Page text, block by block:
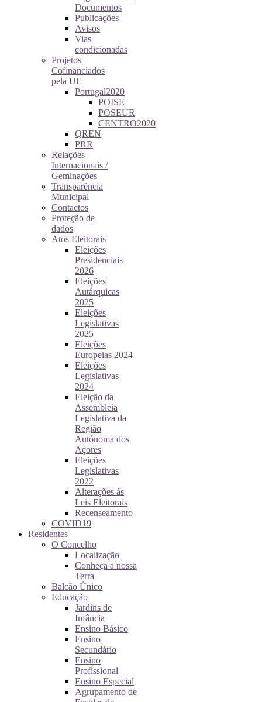
Documentos
Publicações
Avisos
Vias
condicionadas
Projetos
Cofinanciados
pela UE
Portugal2020
POISE
POSEUR
CENTRO2020
QREN
PRR
Relações
Internacionais /
Geminações
Transparência
Municipal
Contactos
Proteção de
dados
Atos Eleitorais
Eleições
Presidenciais
2026
Eleições
Autárquicas
2025
Eleições
Legislativas
2025
Eleições
Europeias 2024
Eleições
Legislativas
2024
Eleição da
Assembleia
Legislativa da
Região
Autónoma dos
Açores
Eleições
Legislativas
2022
Alterações às
Leis Eleitorais
Recenseamento
COVID19
Residentes
O Concelho
Localização
Conheça a nossa
Terra
Balcão Único
Educação
Jardins de
Infância
Ensino Básico
Ensino
Secundário
Ensino
Profissional
Ensino Especial
Agrupamento de